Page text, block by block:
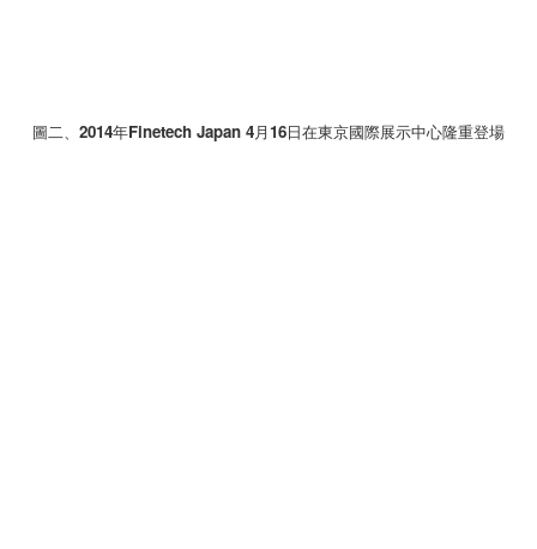
圖二、2014年Finetech Japan 4月16日在東京國際展示中心隆重登場